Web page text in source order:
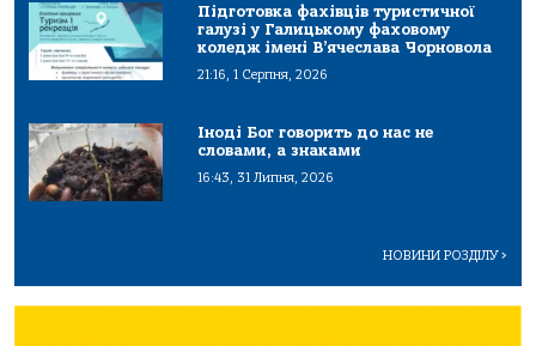
Підготовка фахівців туристичної
галузі у Галицькому фаховому
коледж імені В’ячеслава Чорновола
21:16, 1 Серпня, 2026
Іноді Бог говорить до нас не
словами, а знаками
16:43, 31 Липня, 2026
НОВИНИ РОЗДІЛУ>